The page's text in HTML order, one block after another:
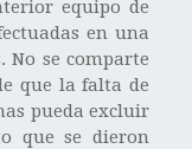
equipo de
en una
No se comparte
que la falta de
pueda excluir
que se dieron